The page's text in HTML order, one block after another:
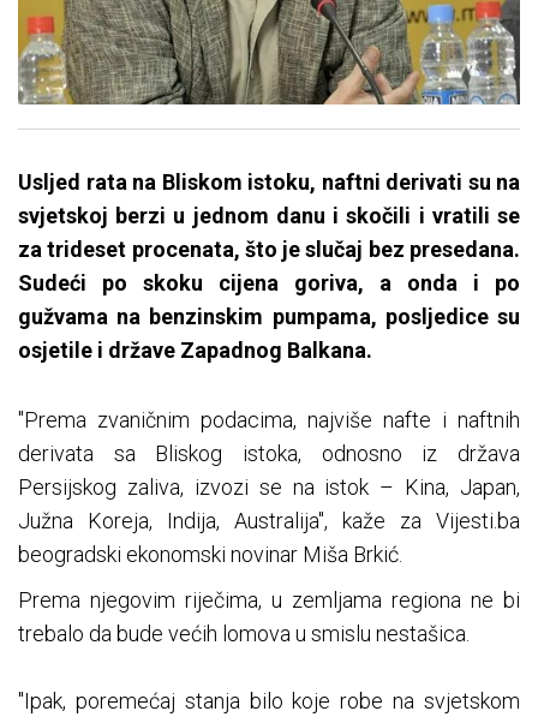
Usljed rata na Bliskom istoku, naftni derivati su na
svjetskoj berzi u jednom danu i skočili i vratili se
za trideset procenata, što je slučaj bez presedana.
Sudeći po skoku cijena goriva, a onda i po
gužvama na benzinskim pumpama, posljedice su
osjetile i države Zapadnog Balkana.
"Prema zvaničnim podacima, najviše nafte i naftnih
derivata sa Bliskog istoka, odnosno iz država
Persijskog zaliva, izvozi se na istok – Kina, Japan,
Južna Koreja, Indija, Australija", kaže za Vijesti.ba
beogradski ekonomski novinar Miša Brkić.
Prema njegovim riječima, u zemljama regiona ne bi
trebalo da bude većih lomova u smislu nestašica.
"Ipak, poremećaj stanja bilo koje robe na svjetskom